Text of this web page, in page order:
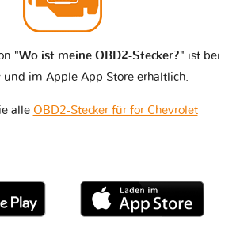
"Wo ist meine OBD2-Stecker?" ist bei
und im Apple App Store erhältlich.
alle OBD2-Stecker für for Chevrolet